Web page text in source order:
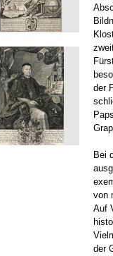
der
Bei
von
Auf
der